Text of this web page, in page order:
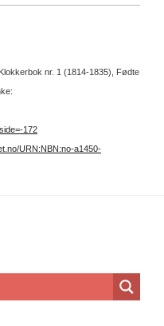
nr. 1 (1814-1835), Fødte
172
URN:NBN:no-a1450-